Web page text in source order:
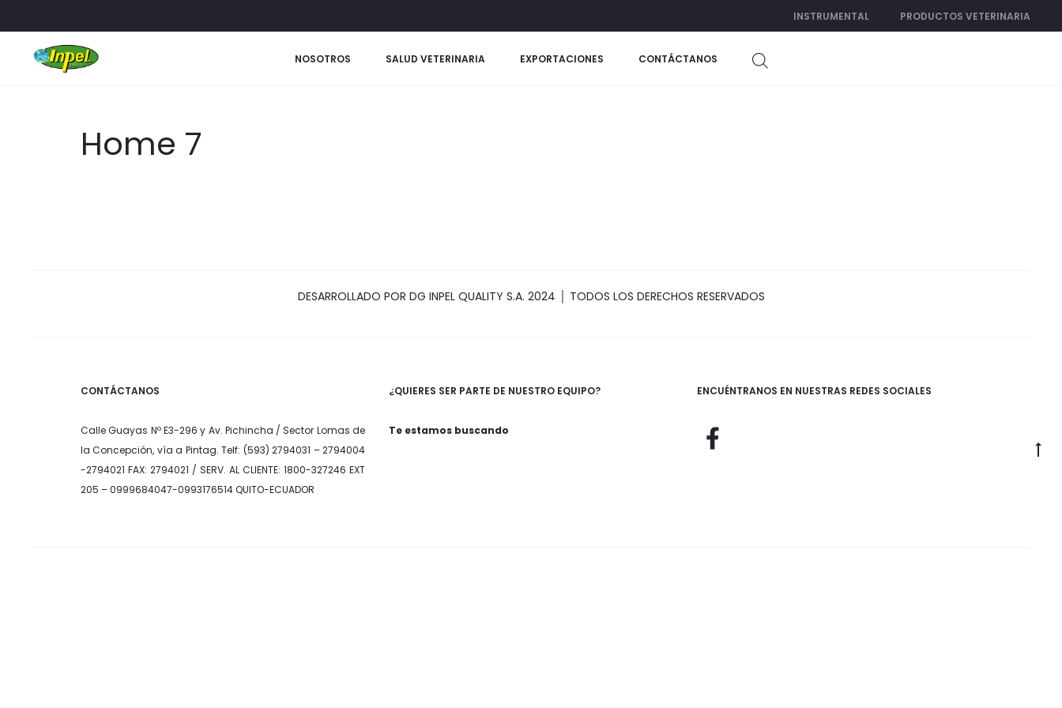
INSTRUMENTAL PRODUCTOS VETERINARIA
NOSOTROS SALUD VETERINARIA EXPORTACIONES CONTÁCTANOS
Home 7
DESARROLLADO POR DG INPEL QUALITY S.A. 2024 │ TODOS LOS DERECHOS RESERVADOS
CONTÁCTANOS
Calle Guayas Nº E3-296 y Av. Pichincha / Sector Lomas de
la Concepción, vía a Pintag. Telf: (593) 2794031 – 2794004
-2794021 FAX: 2794021 / SERV. AL CLIENTE: 1800-327246 EXT
205 – 0999684047-0993176514 QUITO-ECUADOR
¿QUIERES SER PARTE DE NUESTRO EQUIPO?
Te estamos buscando
ENCUÉNTRANOS EN NUESTRAS REDES SOCIALES